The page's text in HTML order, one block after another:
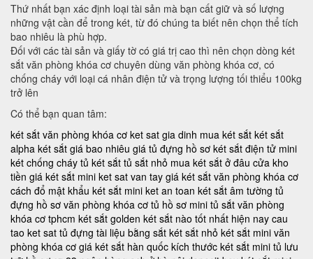
Thứ nhất bạn xác định loại tài sản mà bạn cất giữ và số lượng
những vật cần để trong két, từ đó chúng ta biết nên chọn thể tích
bao nhiêu là phù hợp.
Đối với các tài sản và giấy tờ có giá trị cao thì nên chọn dòng két
sắt văn phòng khóa cơ chuyên dùng văn phòng khóa cơ, có
chống cháy với loại cá nhân điện tử và trọng lượng tối thiểu 100kg
trở lên
Có thể bạn quan tâm:
két sắt văn phòng khóa cơ ket sat gia dinh mua két sắt két sắt
alpha két sắt giá bao nhiêu giá tủ đựng hồ sơ két sắt điện tử mini
két chống cháy tủ két sắt tủ sắt nhỏ mua két sắt ở đâu cửa kho
tiền giá két sắt mini ket sat van tay giá két sắt văn phòng khóa cơ
cách đổ mật khẩu két sắt mini ket an toan két sắt âm tường tủ
đựng hồ sơ văn phòng khóa cơ tủ hồ sơ mini tủ sắt văn phòng
khóa cơ tphcm két sắt golden két sắt nào tốt nhất hiện nay cau
tao ket sat tủ đựng tài liệu bằng sắt két sắt nhỏ két sắt mini văn
phòng khóa cơ giá két sắt hàn quốc kích thước két sắt mini tủ lưu